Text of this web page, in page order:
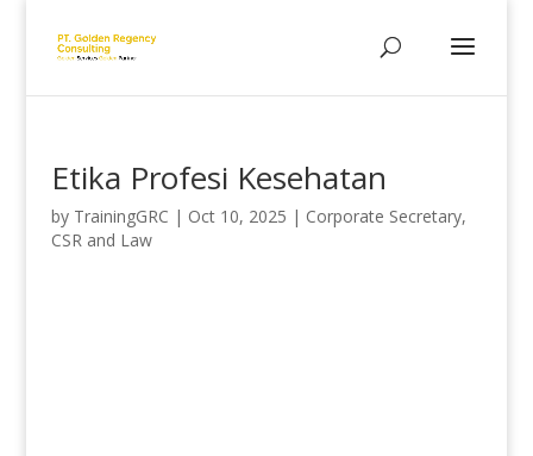
Etika Profesi Kesehatan
by TrainingGRC | Oct 10, 2025 | Corporate Secretary,
CSR and Law